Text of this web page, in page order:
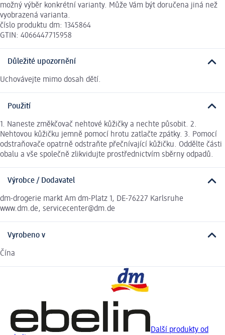
možný výběr konkrétní varianty. Může Vám být doručena jiná než
vyobrazená varianta.
číslo produktu dm: 1345864
GTIN: 4066447715958
Důležité upozornění
Uchovávejte mimo dosah dětí.
Použití
1. Naneste změkčovač nehtové kůžičky a nechte působit. 2.
Nehtovou kůžičku jemně pomocí hrotu zatlačte zpátky. 3. Pomocí
odstraňovače opatrně odstraňte přečnívající kůžičku. Oddělte části
obalu a vše společně zlikvidujte prostřednictvím sběrny odpadů.
Výrobce / Dodavatel
dm-drogerie markt Am dm-Platz 1, DE-76227 Karlsruhe
www.dm.de, servicecenter@dm.de
Vyrobeno v
Čína
Další produkty od